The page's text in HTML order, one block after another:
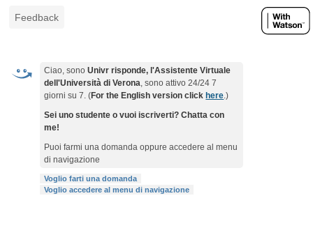
Feedback
Ciao, sonoUnivr risponde, l'Assistente Virtuale
dell'Università di Verona, sono attivo 24/24 7
giorni su 7. (For the English version click here.)
Sei uno studente o vuoi iscriverti? Chatta con
me!
Puoi farmi una domanda oppure accedere al menu
di navigazione
Voglio farti una domanda
Voglio accedere al menu di navigazione